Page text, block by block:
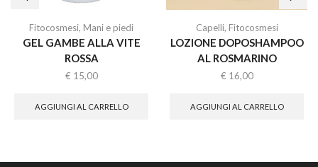
Fitocosmesi, Mani e piedi
GEL GAMBE ALLA VITE
ROSSA
€ 15,00
AGGIUNGI AL CARRELLO
Capelli, Fitocosmesi
LOZIONE DOPOSHAMPOO
AL ROSMARINO
€ 16,00
AGGIUNGI AL CARRELLO